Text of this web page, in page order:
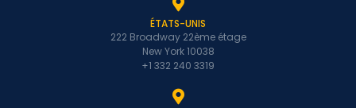
ÉTATS-UNIS
222 Broadway 22ème étage
New York 10038
+1 332 240 3319